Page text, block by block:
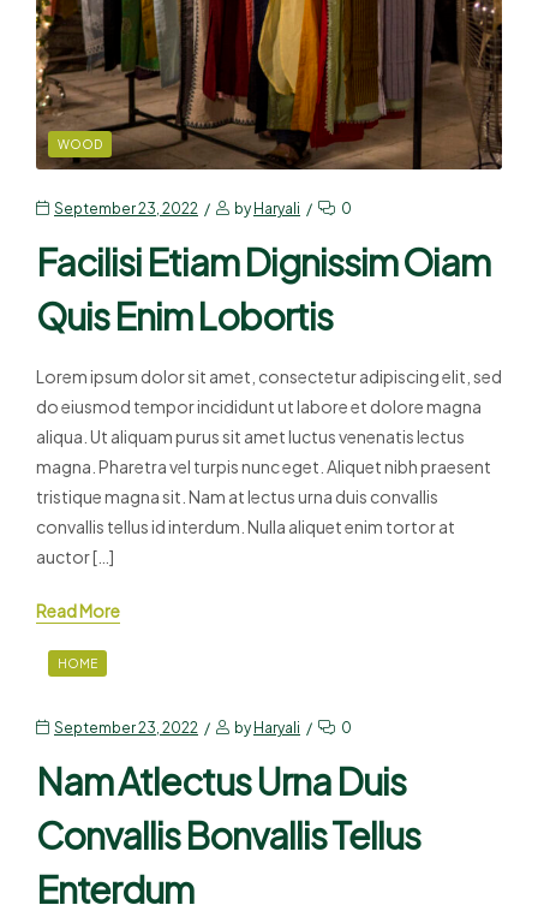
WOOD
September 23, 2022 by Haryali 0
Facilisi Etiam Dignissim Oiam
Quis Enim Lobortis
Lorem ipsum dolor sit amet, consectetur adipiscing elit, sed
do eiusmod tempor incididunt ut labore et dolore magna
aliqua. Ut aliquam purus sit amet luctus venenatis lectus
magna. Pharetra vel turpis nunc eget. Aliquet nibh praesent
tristique magna sit. Nam at lectus urna duis convallis
convallis tellus id interdum. Nulla aliquet enim tortor at
auctor […]
Read More
HOME
September 23, 2022 by Haryali 0
Nam Atlectus Urna Duis
Convallis Bonvallis Tellus
Enterdum